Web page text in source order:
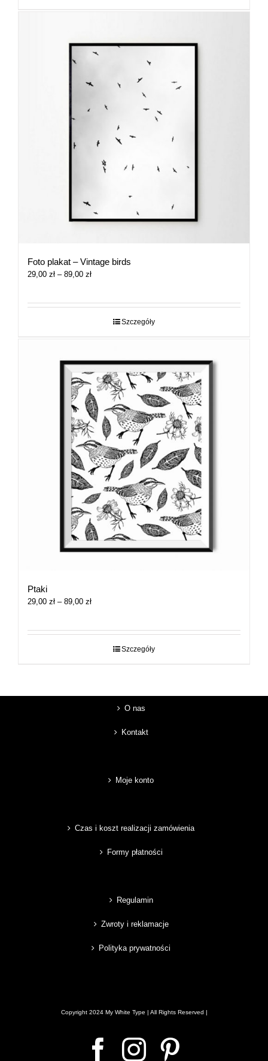
Foto plakat – Vintage birds
29,00 zł – 89,00 złZakres
29,00 zł
Szczegóły
Ptaki
29,00 zł – 89,00 złZakres
29,00 zł
Szczegóły
O nas
Kontakt
Moje konto
Czas i koszt realizacji zamówienia
Formy płatności
Regulamin
Zwroty i reklamacje
Polityka prywatności
Copyright 2024 My White Type | All Rights Reserved |
Facebook
Instagram